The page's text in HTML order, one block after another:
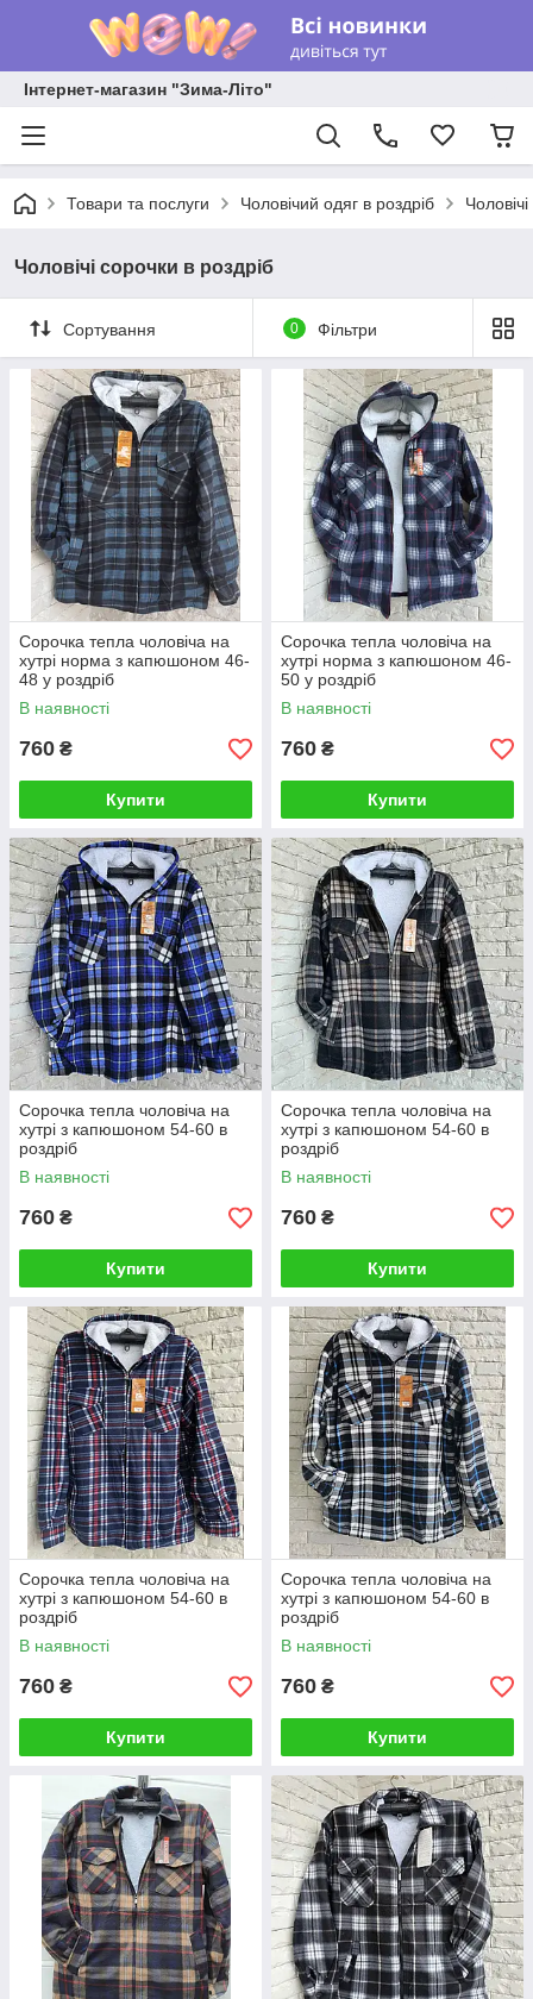
Інтернет-магазин "Зима-Літо"
Товари та послуги Чоловічий одяг в роздріб
Чоловічі сорочки в роздріб
Сортування 0 Фільтри
Сорочка тепла чоловіча на
хутрі норма з капюшоном 46-
48 у роздріб
В наявності
760 ₴
Купити
Сорочка тепла чоловіча на
хутрі норма з капюшоном 46-
50 у роздріб
В наявності
760 ₴
Купити
Сорочка тепла чоловіча на
хутрі з капюшоном 54-60 в
роздріб
В наявності
760 ₴
Купити
Сорочка тепла чоловіча на
хутрі з капюшоном 54-60 в
роздріб
В наявності
760 ₴
Купити
Сорочка тепла чоловіча на
хутрі з капюшоном 54-60 в
роздріб
В наявності
760 ₴
Купити
Сорочка тепла чоловіча на
хутрі з капюшоном 54-60 в
роздріб
В наявності
760 ₴
Купити